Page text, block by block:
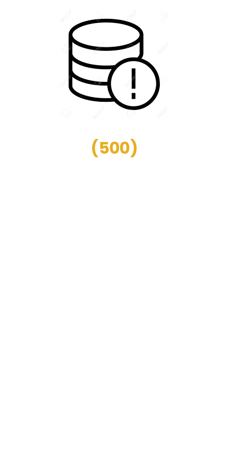
(500)